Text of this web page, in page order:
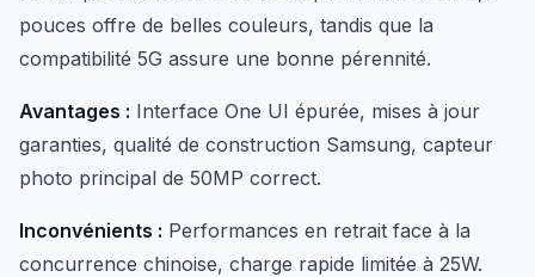
pouces offre de belles couleurs, tandis que la
compatibilité 5G assure une bonne pérennité.
Avantages : Interface One UI épurée, mises à jour
garanties, qualité de construction Samsung, capteur
photo principal de 50MP correct.
Inconvénients : Performances en retrait face à la
concurrence chinoise, charge rapide limitée à 25W.